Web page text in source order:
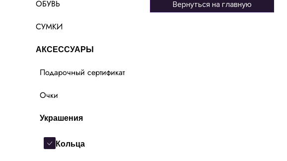
ОБУВЬ
СУМКИ
АКСЕССУАРЫ
Подарочный сертификат
Очки
Украшения
Кольца
Вернуться на главную